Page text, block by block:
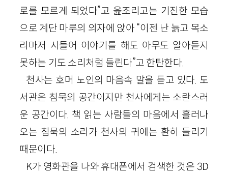
로를 모르게 되었다”고 읊조리고는 기진한 모습
으로 계단 마루의 의자에 앉아 “이젠 난 늙고 목소
리마저 시들어 이야기를 해도 아무도 알아듣지
못하는 기도 소리처럼 들린다”고 한탄한다.
천사는 호머 노인의 마음속 말을 듣고 있다. 도
서관은 침묵의 공간이지만 천사에게는 소란스러
운 공간이다. 책 읽는 사람들의 마음에서 흘러나
오는 침묵의 소리가 천사의 귀에는 환히 들리기
때문이다.
K가 영화관을 나와 휴대폰에서 검색한 것은 3D